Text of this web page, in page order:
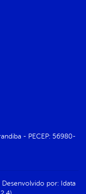
- PECEP: 56980-
Desenvolvido por: Idata